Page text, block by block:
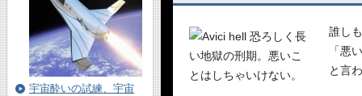
誰し
「悪
と言
宇宙酔いの試練、宇宙